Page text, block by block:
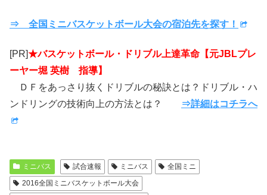
⇒ 全国ミニバスケットボール大会の宿泊先を探す！
[PR]★バスケットボール・ドリブル上達革命【元JBLプレ
ーヤー堀 英樹 指導】
ＤＦをあっさり抜くドリブルの秘訣とは？ドリブル・ハ
ンドリングの技術向上の方法とは？
⇒詳細はコチラへ
ミニバス 試合速報 ミニバス
全国ミニ
2016全国ミニバスケットボール大会